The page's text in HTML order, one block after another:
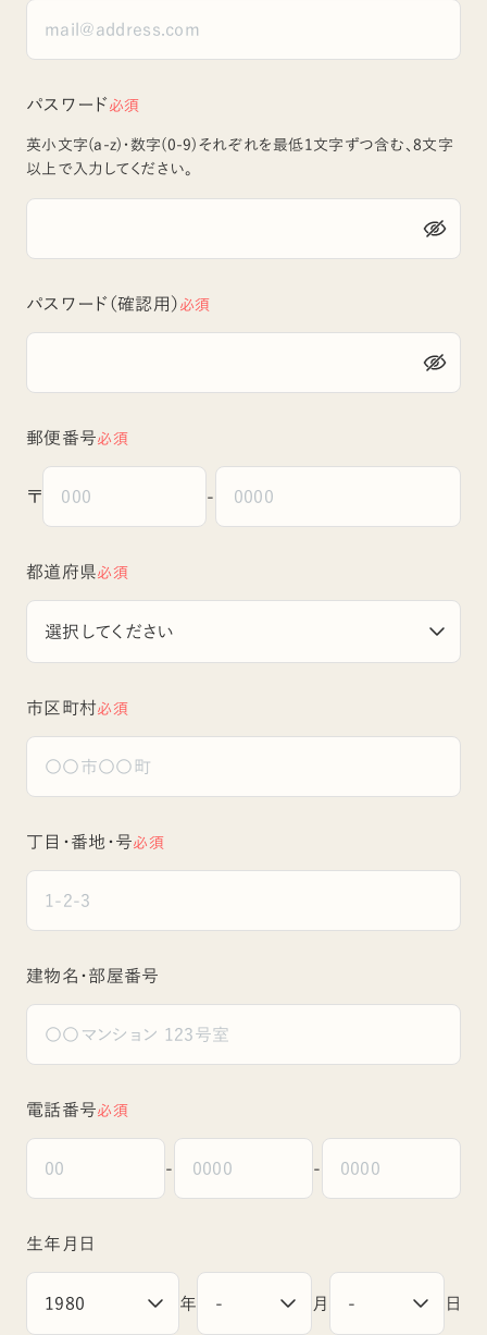
パスワード 必須
英小文字(a-z)・数字(0-9)それぞれを最低1文字ずつ含む、8文字
以上で入力してください。
パスワード（確認用） 必須
郵便番号必須
〒 -
都道府県必須
市区町村必須
丁目・番地・号必須
建物名・部屋番号
電話番号必須
- -
生年月日
年 月 日